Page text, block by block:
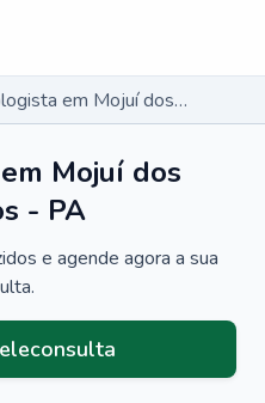
Cardiologista em Mojuí dos Campos - PA
Mojuí dos
- PA
e agende agora a sua